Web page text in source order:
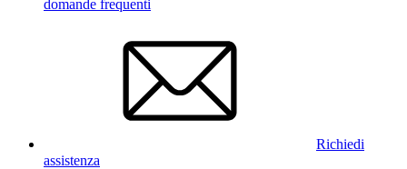
domande frequenti
Richiedi
assistenza